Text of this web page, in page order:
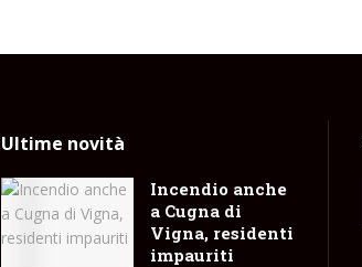
Ultime novità
Incendio anche
a Cugna di
Vigna, residenti
impauriti